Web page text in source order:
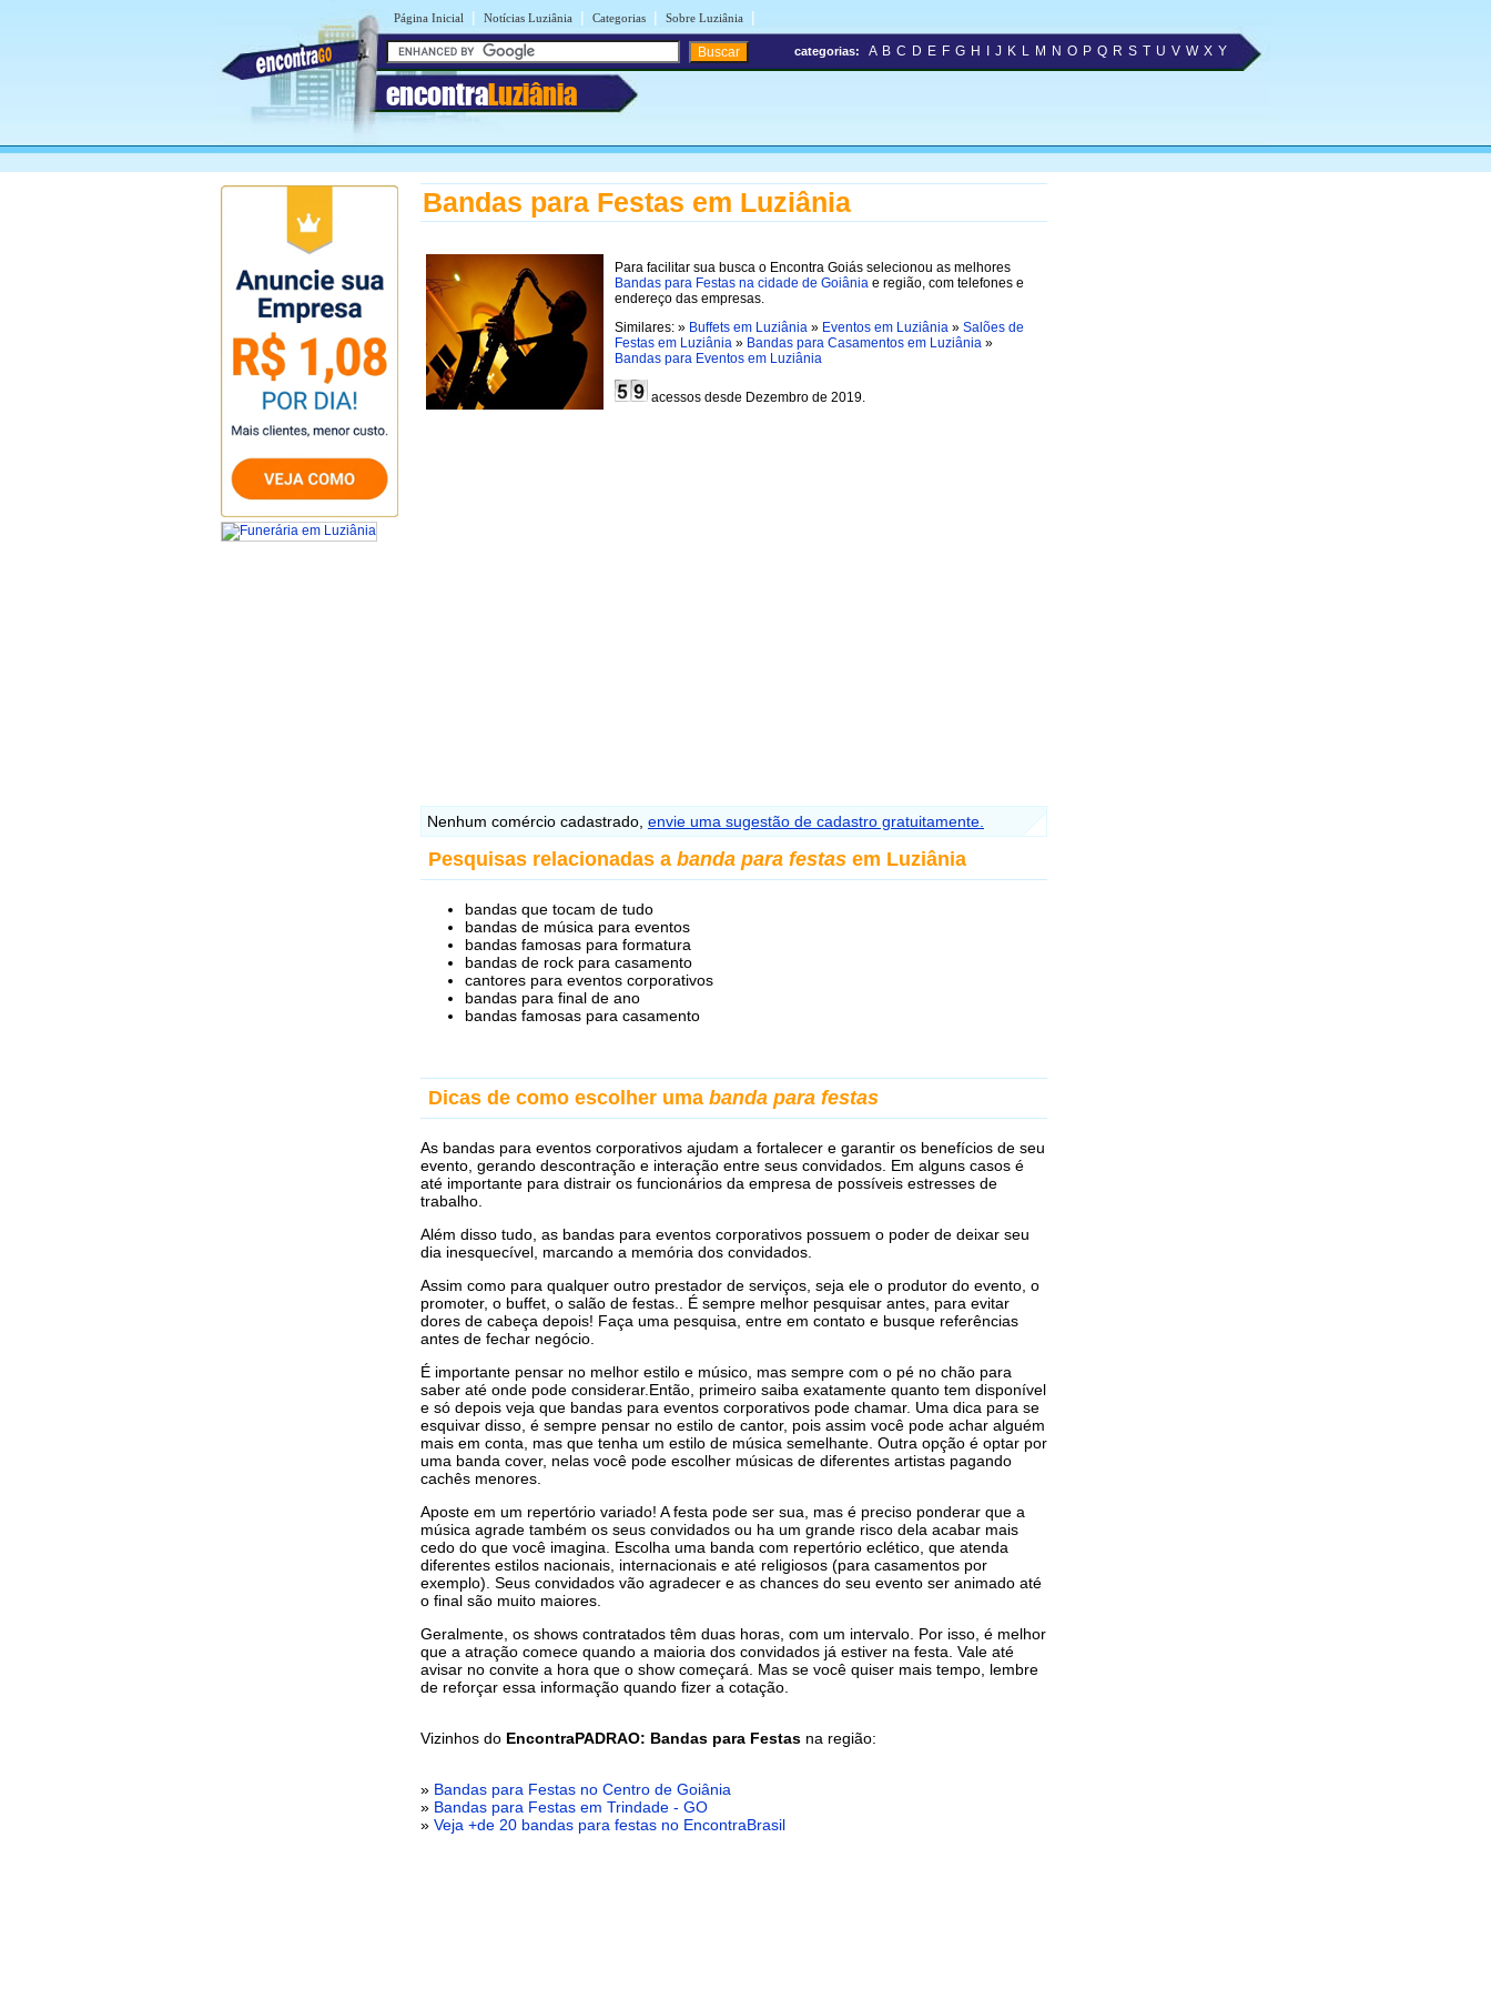
Página Inicial | Notícias Luziânia | Categorias | Sobre Luziânia |
encontraLuziânia
categorias: A B C D E F G H J K L M N O P Q R S T U V W X Y
Bandas para Festas em Luziânia
Para facilitar sua busca o Encontra Goiás selecionou as melhores
Bandas para Festas na cidade de Goiânia e região, com telefones e
endereço das empresas.
Similares: » Buffets em Luziânia » Eventos em Luziânia » Salões de
Festas em Luziânia » Bandas para Casamentos em Luziânia »
Bandas para Eventos em Luziânia
acessos desde Dezembro de 2019.
Nenhum comércio cadastrado, envie uma sugestão de cadastro gratuitamente.
Pesquisas relacionadas a banda para festas em Luziânia
bandas que tocam de tudo
bandas de música para eventos
bandas famosas para formatura
bandas de rock para casamento
cantores para eventos corporativos
bandas para final de ano
bandas famosas para casamento
Dicas de como escolher uma banda para festas
As bandas para eventos corporativos ajudam a fortalecer e garantir os benefícios de seu
evento, gerando descontração e interação entre seus convidados. Em alguns casos é
até importante para distrair os funcionários da empresa de possíveis estresses de
trabalho.
Além disso tudo, as bandas para eventos corporativos possuem o poder de deixar seu
dia inesquecível, marcando a memória dos convidados.
Assim como para qualquer outro prestador de serviços, seja ele o produtor do evento, o
promoter, o buffet, o salão de festas.. É sempre melhor pesquisar antes, para evitar
dores de cabeça depois! Faça uma pesquisa, entre em contato e busque referências
antes de fechar negócio.
É importante pensar no melhor estilo e músico, mas sempre com o pé no chão para
saber até onde pode considerar.Então, primeiro saiba exatamente quanto tem disponível
e só depois veja que bandas para eventos corporativos pode chamar. Uma dica para se
esquivar disso, é sempre pensar no estilo de cantor, pois assim você pode achar alguém
mais em conta, mas que tenha um estilo de música semelhante. Outra opção é optar por
uma banda cover, nelas você pode escolher músicas de diferentes artistas pagando
cachês menores.
Aposte em um repertório variado! A festa pode ser sua, mas é preciso ponderar que a
música agrade também os seus convidados ou ha um grande risco dela acabar mais
cedo do que você imagina. Escolha uma banda com repertório eclético, que atenda
diferentes estilos nacionais, internacionais e até religiosos (para casamentos por
exemplo). Seus convidados vão agradecer e as chances do seu evento ser animado até
o final são muito maiores.
Geralmente, os shows contratados têm duas horas, com um intervalo. Por isso, é melhor
que a atração comece quando a maioria dos convidados já estiver na festa. Vale até
avisar no convite a hora que o show começará. Mas se você quiser mais tempo, lembre
de reforçar essa informação quando fizer a cotação.
Vizinhos do EncontraPADRAO: Bandas para Festas na região:
» Bandas para Festas no Centro de Goiânia
» Bandas para Festas em Trindade - GO
» Veja +de 20 bandas para festas no EncontraBrasil